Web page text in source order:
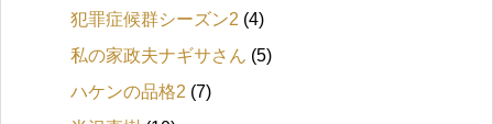
犯罪症候群シーズン2 (4)
私の家政夫ナギサさん (5)
ハケンの品格2 (7)